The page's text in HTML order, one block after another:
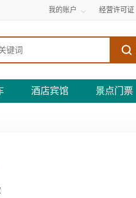
我的账户 经营许可证
酒店宾馆 景点门票